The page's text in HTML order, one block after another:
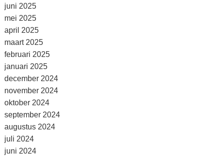
juni 2025
mei 2025
april 2025
maart 2025
februari 2025
januari 2025
december 2024
november 2024
oktober 2024
september 2024
augustus 2024
juli 2024
juni 2024